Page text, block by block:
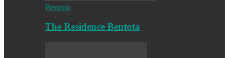
Bentota
The Residence Bentota